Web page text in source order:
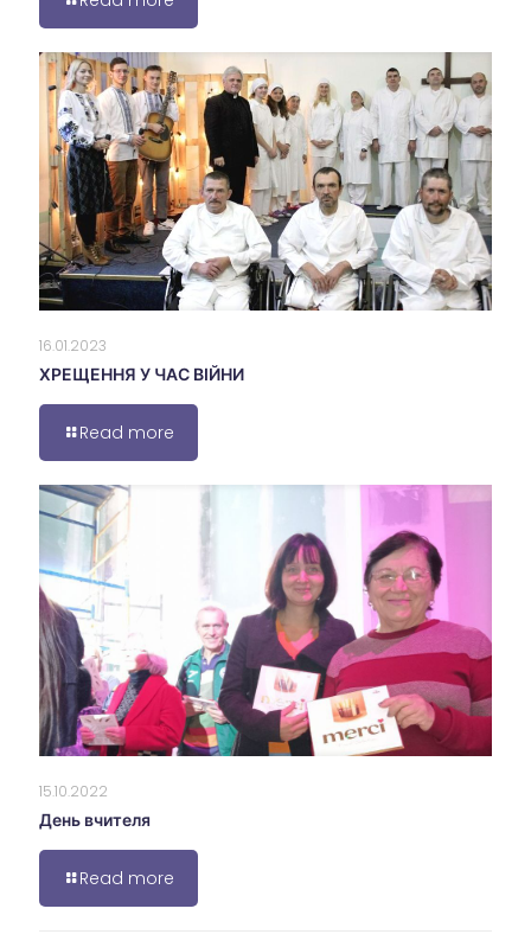
16.01.2023
ХРЕЩЕННЯ У ЧАС ВІЙНИ
Read more
15.10.2022
День вчителя
Read more